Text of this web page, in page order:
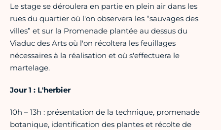
Le stage se déroulera en partie en plein air dans les
rues du quartier où l'on observera les “sauvages des
villes” et sur la Promenade plantée au dessus du
Viaduc des Arts où l'on récoltera les feuillages
nécessaires à la réalisation et où s'effectuera le
martelage.
Jour 1 : L'herbier
10h – 13h : présentation de la technique, promenade
botanique, identification des plantes et récolte de